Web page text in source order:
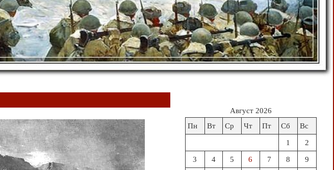
Август 2026
Пн
Вт Ср Чт Пт Сб Вс
1 2
3 4 5 6 7 8 9